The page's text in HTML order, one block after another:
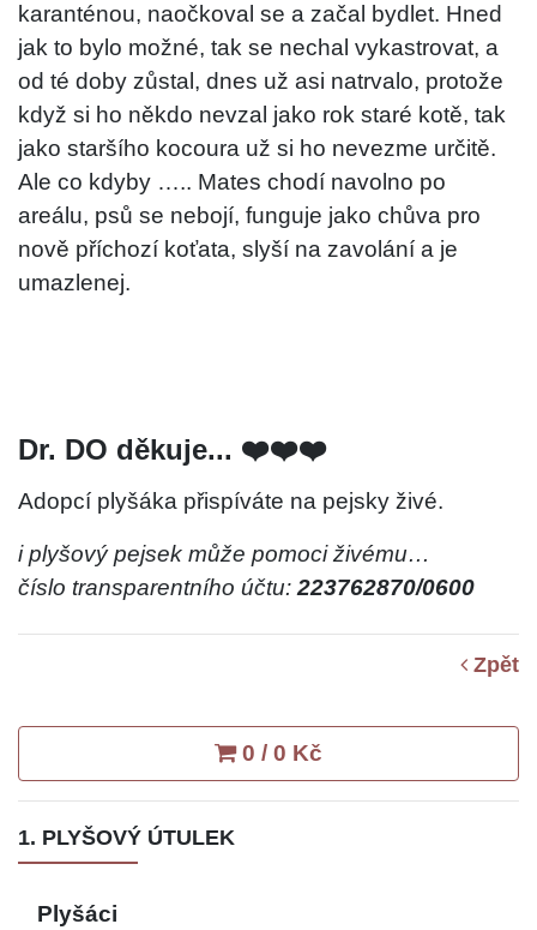
karanténou, naočkoval se a začal bydlet. Hned
jak to bylo možné, tak se nechal vykastrovat, a
od té doby zůstal, dnes už asi natrvalo, protože
když si ho někdo nevzal jako rok staré kotě, tak
jako staršího kocoura už si ho nevezme určitě.
Ale co kdyby ….. Mates chodí navolno po
areálu, psů se nebojí, funguje jako chůva pro
nově příchozí koťata, slyší na zavolání a je
umazlenej.
Dr. DO děkuje... ❤️❤️❤️
Adopcí plyšáka přispíváte na pejsky živé.
i plyšový pejsek může pomoci živému…
číslo transparentního účtu:223762870/0600
Zpět
0 / 0 Kč
1. PLYŠOVÝ ÚTULEK
Plyšáci